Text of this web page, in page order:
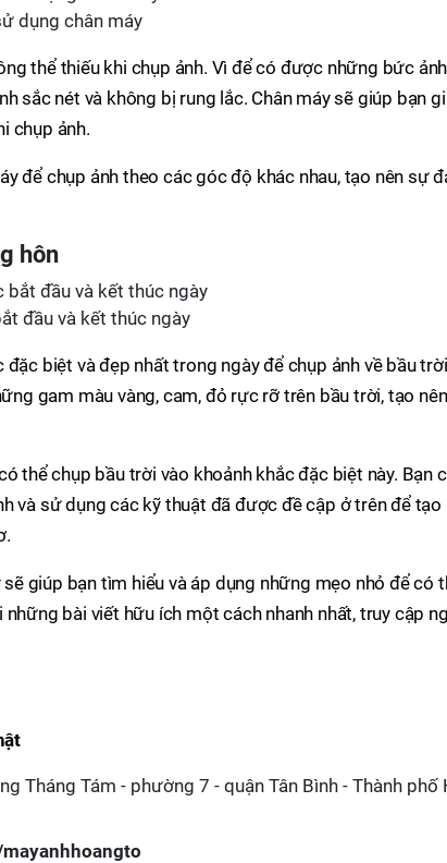
dụng chân máy
thể thiếu khi chụp ảnh. Vì để có được những bức
sắc nét và không bị rung lắc. Chân máy sẽ giúp bạn
chụp ảnh.
để chụp ảnh theo các góc độ khác nhau, tạo nên sự
hôn
đầu và kết thúc ngày
biệt và đẹp nhất trong ngày để chụp ảnh về bầu
gam màu vàng, cam, đỏ rực rỡ trên bầu trời, tạo nên
thể chụp bầu trời vào khoảnh khắc đặc biệt này. Bạn
và sử dụng các kỹ thuật đã được đề cập ở trên để tạo
giúp bạn tìm hiểu và áp dụng những mẹo nhỏ để có
bài viết hữu ích một cách nhanh nhất, truy cập
Tháng Tám - phường 7 - quận Tân Bình - Thành phố